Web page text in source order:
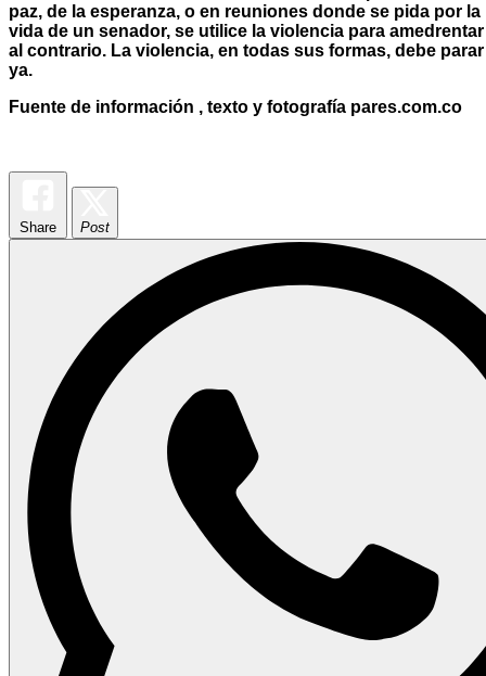
paz, de la esperanza, o en reuniones donde se pida por la
vida de un senador, se utilice la violencia para amedrentar
al contrario. La violencia, en todas sus formas, debe parar
ya.
Fuente de información , texto y fotografía pares.com.co
Share Post